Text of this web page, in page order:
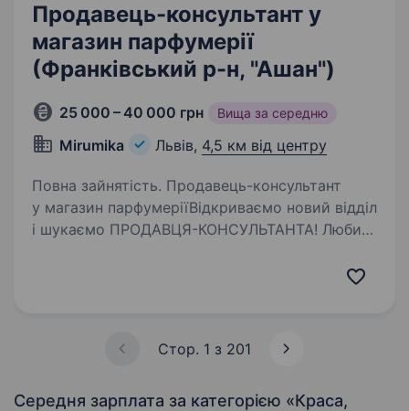
Продавець-консультант у
магазин парфумерії
(Франківський р-н, "Ашан")
25 000 – 40 000 грн Вища за середню
Mirumika Львів, 4,5 км від центру
Повна зайнятість. Продавець-консультант
у магазин парфумеріїВідкриваємо новий відділ
і шукаємо ПРОДАВЦЯ-КОНСУЛЬТАНТА! Любиш
добре заробляти? Тоді ця вакансія саме для
Стор. 1 з 201
Середня зарплата за категорією «Краса,